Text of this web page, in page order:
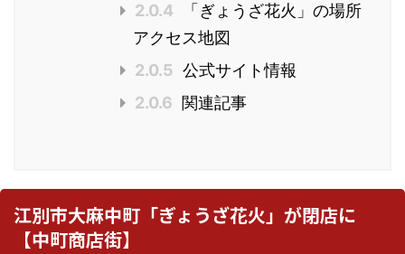
2.0.4
「ぎょうざ花火」の場所
アクセス地図
2.0.5 公式サイト情報
2.0.6
関連記事
江別市大麻中町「ぎょうざ花火」が閉店に
【中町商店街】